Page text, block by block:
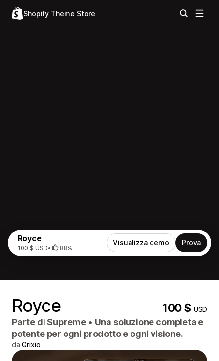
Shopify Theme Store
Royce
100 $ USD• 88%
Visualizza demo Prova
Royce 100 $USD
Parte diSupreme • Una soluzione completa e
potente per ogni prodotto e ogni visione.
da Grixio